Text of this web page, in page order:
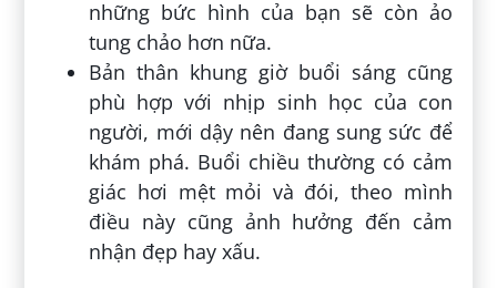
những bức hình của bạn sẽ còn ảo
tung chảo hơn nữa.
Bản thân khung giờ buổi sáng cũng
phù hợp với nhịp sinh học của con
người, mới dậy nên đang sung sức để
khám phá. Buổi chiều thường có cảm
giác hơi mệt mỏi và đói, theo mình
điều này cũng ảnh hưởng đến cảm
nhận đẹp hay xấu.